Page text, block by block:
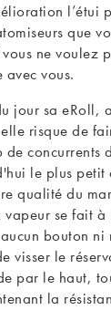
l’étui
que
ne voulez
vous.
jour sa eRoll,
risque de
de concurrents
le plus petit
qualité du
vapeur se fait
bouton
visser le
par le haut,
la